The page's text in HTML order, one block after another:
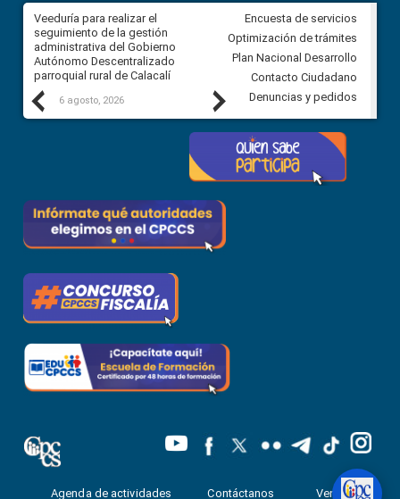
Previous
Veeduría para realizar el
seguimiento de la gestión
administrativa del Gobierno
Autónomo Descentralizado
parroquial rural de Calacalí
6 agosto, 2026
Veeduría para vigilar los
derivados de la Audiencia
comunidad Urbina, parroquia
Carolina
5 agosto, 2026
Next
Encuesta de servicios
Optimización de trámites
Plan Nacional Desarrollo
Contacto Ciudadano
Denuncias y pedidos
Agenda de actividades Contáctanos Ventanilla